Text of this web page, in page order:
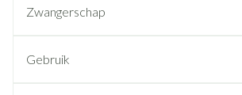
Zwangerschap
Gebruik